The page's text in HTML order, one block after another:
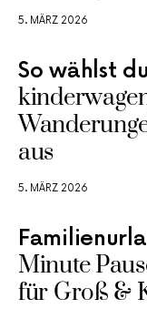
5. MÄRZ 2026
So wählst du
aus
5. MÄRZ 2026
Minute
für Groß &